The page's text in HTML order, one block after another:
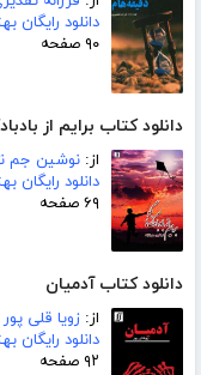
دانلود رایگان
۹۰ صفحه
دانلود کتاب برایم از
از: نوشین جم
دانلود رایگان
۶۹ صفحه
دانلود کتاب آدمیان
از: زویا قلی پور
دانلود رایگان
۹۲ صفحه